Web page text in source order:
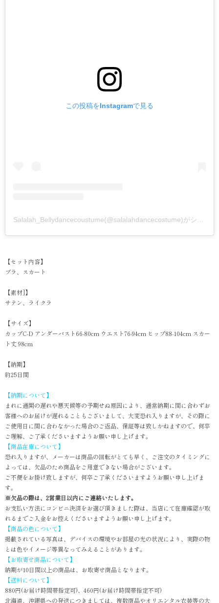
この投稿をInstagramで見る
Salalah_Bellydancecoustume(@salalahdancecostume)がシェアした投稿
【セット内容】
ブラ、スカート
【素材]】
サテン、ライクラ
【サイズ】
カップC-D アンダーバスト66-80cm ウエスト76-94cm ヒップ88-104cm スカー
ト丈 98cm
【納期】
約25日間
【納期について】
まれに通関の遅れや悪天候等の予期せぬ原因により、通常納期に間に合わずお
客様へのお届けが遅れることもございまして、大変恐れ入りますが、その際に
ご使用日に間に合わなかった場合のご返品、保証等は致しかねますので、何卒
ご理解、ご了承くださいますようお願い申し上げます。
【商品在庫について】
恐れ入りますが、メーカーは商品の回転がとても早く、ご注文のタイミングに
よっては、欠品のため商品をご用意できない場合がございます。
ご不便をお掛け致しますが、何卒ご了承くださいますようお願い申し上げま
す。
※欠品の際は、2営業日以内にご連絡いたします。
お支払い方法にコンビニ決済をお選び頂きました際は、当店にて在庫確認が取
れるまでご入金をお控えくださいますようお願い申し上げます。
【商品の色について】
掲載されている写真は、デバイスの環境やお部屋の光の状況により、実際の物
とは色やイメージ等異なってみえることがあります。
【お取寄せ商品について】
納期が10日間以上の商品は、お取寄せ商品となります。
【送料について】
880円(お届け時間帯指定可)、460円(お届け時間帯指定不可)
北海道、沖縄県への発送につきましては、複数商品やオリエンタル衣装等の大